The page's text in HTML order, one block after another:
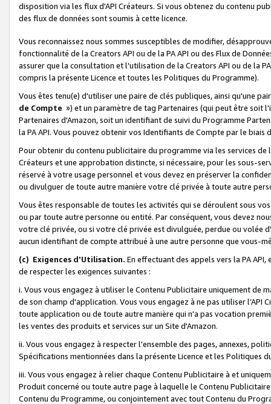
disposition via les flux d'API Créateurs. Si vous obtenez du contenu
des flux de données sont soumis à cette licence.
Vous reconnaissez nous sommes susceptibles de modifier,
fonctionnalité de la Creators API ou de la PA API ou des Flux de
assurer que la consultation et l'utilisation de la Creators API ou de la
compris la présente Licence et toutes les Politiques du Programme).
Vous êtes tenu(e) d'utiliser une paire de clés publiques, ainsi qu'une
de Compte ») et un paramètre de tag Partenaires (qui peut être soit
Partenaires d'Amazon, soit un identifiant de suivi du Programme
la PA API. Vous pouvez obtenir vos Identifiants de Compte par le biais
Pour obtenir du contenu publicitaire du programme via les services
Créateurs et une approbation distincte, si nécessaire, pour les sous-
réservé à votre usage personnel et vous devez en préserver la
ou divulguer de toute autre manière votre clé privée à toute autre
Vous êtes responsable de toutes les activités qui se déroulent sous
ou par toute autre personne ou entité. Par conséquent, vous devez
votre clé privée, ou si votre clé privée est divulguée, perdue ou volée
aucun identifiant de compte attribué à une autre personne que vous-
(c) Exigences d'Utilisation. En effectuant des appels vers la PA
de respecter les exigences suivantes :
i. Vous vous engagez à utiliser le Contenu Publicitaire uniquement de
de son champ d'application. Vous vous engagez à ne pas utiliser l’API
toute application ou de toute autre manière qui n'a pas vocation
les ventes des produits et services sur un Site d'Amazon.
ii. Vous vous engagez à respecter l'ensemble des pages, annexes,
Spécifications mentionnées dans la présente Licence et les Politiques
iii. Vous vous engagez à relier chaque Contenu Publicitaire à et
Produit concerné ou toute autre page à laquelle le Contenu
Contenu du Programme, ou conjointement avec tout Contenu du